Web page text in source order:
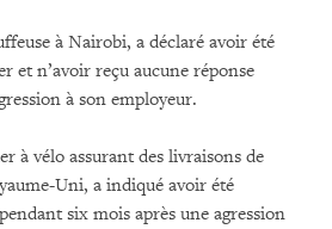
à Nairobi, a déclaré avoir été
et n’avoir reçu aucune réponse
à son employeur.
à vélo assurant des livraisons de
Uni, a indiqué avoir été
six mois après une agression